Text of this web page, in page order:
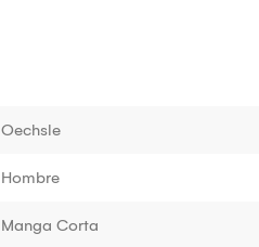
Oechsle
Hombre
Manga Corta